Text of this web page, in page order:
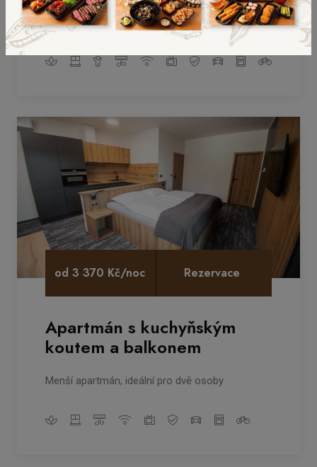
Apartmán se dvěma ložnicemi, děma
koupelnami, kuchyní a balkonem
od 3 370 Kč/noc Rezervace
Apartmán s kuchyňským
koutem a balkonem
Menší apartmán, ideální pro dvě osoby